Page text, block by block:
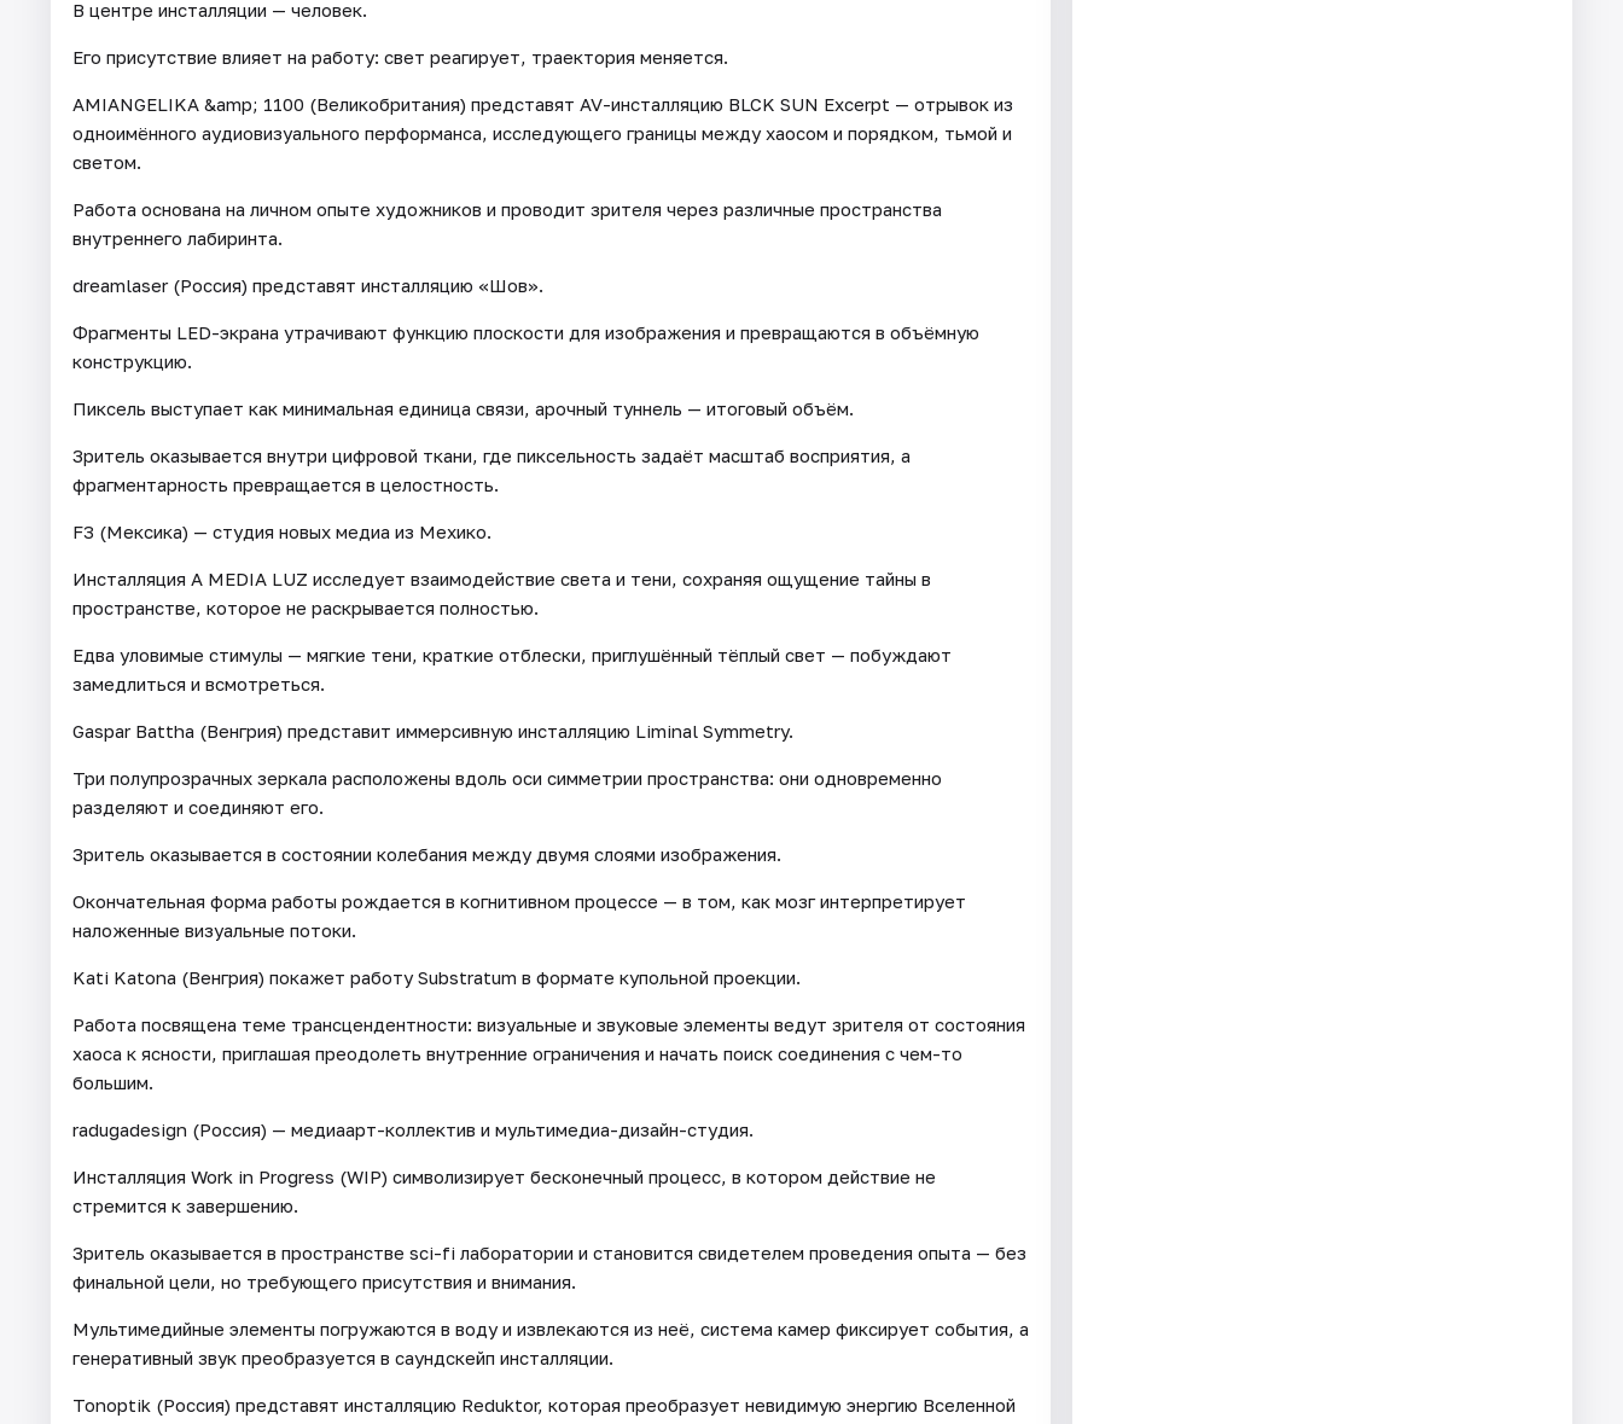
В центре инсталляции — человек.
Его присутствие влияет на работу: свет реагирует, траектория меняется.
AMIANGELIKA &amp; 1100 (Великобритания) представят AV-инсталляцию BLCK SUN Excerpt — отрывок из
одноимённого аудиовизуального перформанса, исследующего границы между хаосом и порядком, тьмой и
светом.
Работа основана на личном опыте художников и проводит зрителя через различные пространства
внутреннего лабиринта.
dreamlaser (Россия) представят инсталляцию «Шов».
Фрагменты LED-экрана утрачивают функцию плоскости для изображения и превращаются в объёмную
конструкцию.
Пиксель выступает как минимальная единица связи, арочный туннель — итоговый объём.
Зритель оказывается внутри цифровой ткани, где пиксельность задаёт масштаб восприятия, а
фрагментарность превращается в целостность.
F3 (Мексика) — студия новых медиа из Мехико.
Инсталляция A MEDIA LUZ исследует взаимодействие света и тени, сохраняя ощущение тайны в
пространстве, которое не раскрывается полностью.
Едва уловимые стимулы — мягкие тени, краткие отблески, приглушённый тёплый свет — побуждают
замедлиться и всмотреться.
Gaspar Battha (Венгрия) представит иммерсивную инсталляцию Liminal Symmetry.
Три полупрозрачных зеркала расположены вдоль оси симметрии пространства: они одновременно
разделяют и соединяют его.
Зритель оказывается в состоянии колебания между двумя слоями изображения.
Окончательная форма работы рождается в когнитивном процессе — в том, как мозг интерпретирует
наложенные визуальные потоки.
Kati Katona (Венгрия) покажет работу Substratum в формате купольной проекции.
Работа посвящена теме трансцендентности: визуальные и звуковые элементы ведут зрителя от состояния
хаоса к ясности, приглашая преодолеть внутренние ограничения и начать поиск соединения с чем-то
большим.
radugadesign (Россия) — медиаарт-коллектив и мультимедиа-дизайн-студия.
Инсталляция Work in Progress (WIP) символизирует бесконечный процесс, в котором действие не
стремится к завершению.
Зритель оказывается в пространстве sci-fi лаборатории и становится свидетелем проведения опыта — без
финальной цели, но требующего присутствия и внимания.
Мультимедийные элементы погружаются в воду и извлекаются из неё, система камер фиксирует события, а
генеративный звук преобразуется в саундскейп инсталляции.
Tonoptik (Россия) представят инсталляцию Reduktor, которая преобразует невидимую энергию Вселенной